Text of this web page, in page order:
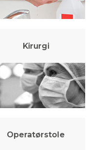
Kirurgi
Operatørstole